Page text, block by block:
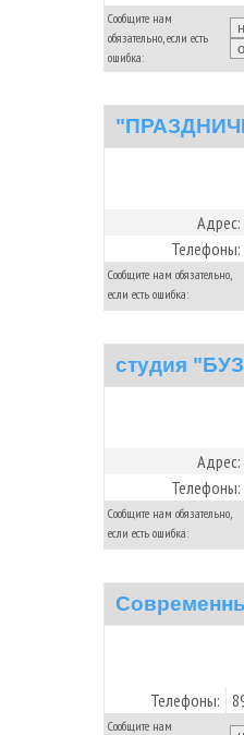
Сообщите нам
обязательно, если есть
ошибка:
Адрес:
Телефоны:
Сообщите нам обязательно,
если есть ошибка:
студия
Адрес:
Телефоны:
Сообщите нам обязательно,
если есть ошибка:
Телефоны:
Сообщите нам